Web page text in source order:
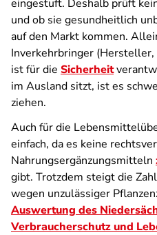
eingestuft. Deshalb prüft
und ob sie gesundheitlich
auf den Markt kommen.
Inverkehrbringer (Hersteller,
ist für die Sicherheit
im Ausland sitzt, ist es
ziehen.
Auch für die
einfach, da es keine
Nahrungs­ergänzungsmitteln
gibt. Trotzdem steigt die
wegen unzulässiger
Auswertung des
Verbraucherschutz und